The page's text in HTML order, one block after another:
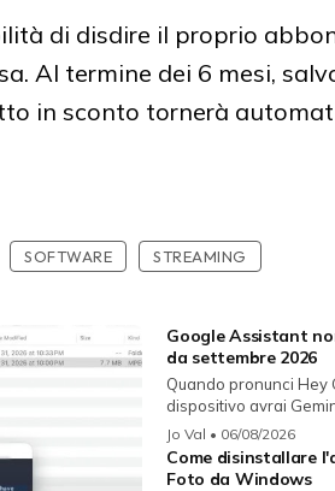
di disdire il proprio
Al termine dei 6 mesi,
in sconto tornerà
SOFTWARE STREAMING
Google Assistant
da settembre 2026
Quando pronunci Hey
dispositivo avrai
Jo Val • 06/08/2026
Come disinstallare
Foto da Windows